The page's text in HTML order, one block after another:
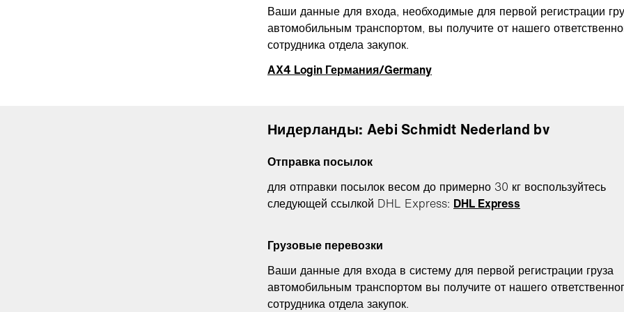
Ваши данные для входа, необходимые для первой регистрации
автомобильным транспортом, вы получите от нашего
сотрудника отдела закупок.
AX4 Login Германия/Germany
Нидерланды: Aebi Schmidt Nederland bv
Отправка посылок
для отправки посылок весом до примерно 30 кг воспользуйтесь
следующей ссылкой DHL Express: DHL Express
Грузовые перевозки
Ваши данные для входа в систему для первой регистрации груза
автомобильным транспортом вы получите от нашего
сотрудника отдела закупок.